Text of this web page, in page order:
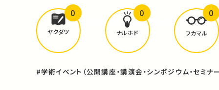
どんな学びがありましたか？
ヤクダツ
0
ナルホド
0
フカマル
0
#学術イベント（公開講座・講演会・シンポジウム・セミナ